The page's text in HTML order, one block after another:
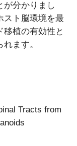
が分かりまし
スト脳環境を最
移植の有効性と
ます。
Tracts from